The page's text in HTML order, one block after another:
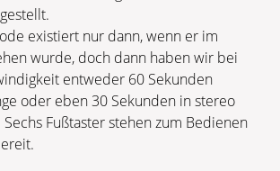
existiert nur dann, wenn er im
wurde, doch dann haben wir bei
entweder 60 Sekunden
oder eben 30 Sekunden in stereo
Sechs Fußtaster stehen zum Bedienen